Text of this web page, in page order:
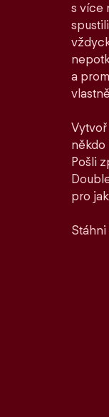
s více
a
někdo
Pošli
pro